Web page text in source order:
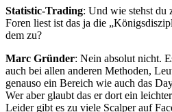
Statistic-Trading: Und wie stehst du
Foren liest ist das ja die
dem zu?
Marc Gründer: Nein absolut nicht.
auch bei allen anderen Methoden,
genauso ein Bereich wie auch das
Wer aber glaubt das er dort ein
Leider gibt es zu viele Scalper auf